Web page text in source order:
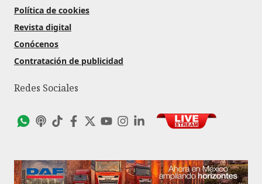
Política de cookies
Revista digital
Conócenos
Contratación de publicidad
Redes Sociales